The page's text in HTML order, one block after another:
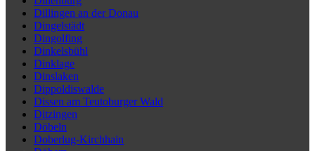
Dillingen an der Donau
Dingelstädt
Dingolfing
Dinkelsbühl
Dinklage
Dinslaken
Dippoldiswalde
Dissen am Teutoburger Wald
Ditzingen
Döbeln
Doberlug-Kirchhain